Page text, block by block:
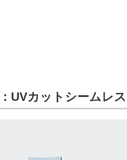
UVカットシームレ